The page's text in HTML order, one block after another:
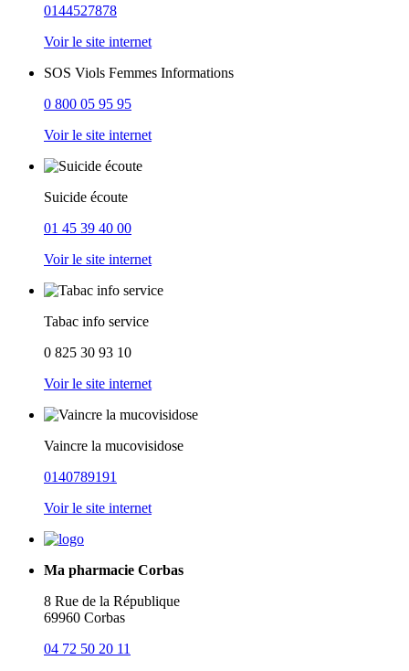
0144527878
Voir le site internet
SOS Viols Femmes Informations
0 800 05 95 95
Voir le site internet
Suicide écoute
01 45 39 40 00
Voir le site internet
Tabac info service
0 825 30 93 10
Voir le site internet
Vaincre la mucovisidose
0140789191
Voir le site internet
Ma pharmacie Corbas
8 Rue de la République
69960 Corbas
04 72 50 20 11